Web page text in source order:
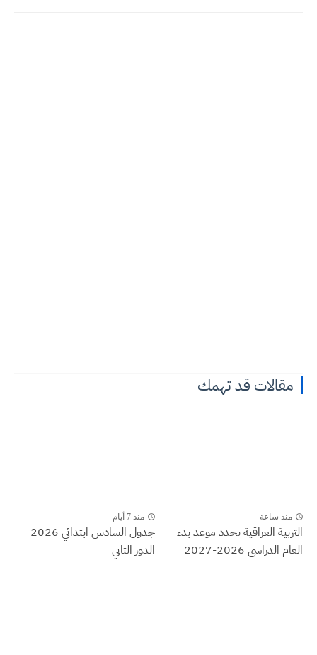
مقالات قد تهمك
منذ ساعة
التربية العراقية تحدد موعد بدء
العام الدراسي 2026-2027
منذ 7 أيام
جدول السادس ابتدائي 2026
الدور الثاني